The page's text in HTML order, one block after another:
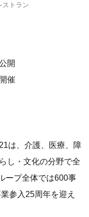
ストラン
開
催
は、介護、医療、障
し・文化の分野で全
ープ全体では600事
参入25周年を迎え